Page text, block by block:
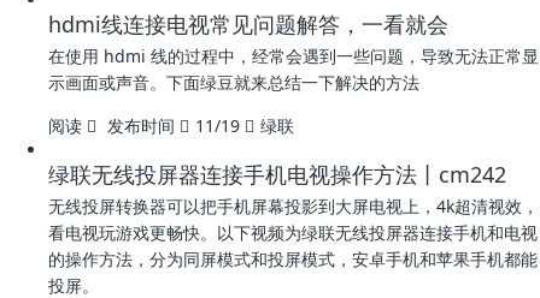
hdmi线连接电视常见问题解答，一看就会
在使用 hdmi 线的过程中，经常会遇到一些问题，导致无法正常显
示画面或声音。下面绿豆就来总结一下解决的方法
阅读
发布时间 11/19 绿联
绿联无线投屏器连接手机电视操作方法丨cm242
无线投屏转换器可以把手机屏幕投影到大屏电视上，4k超清视效，
看电视玩游戏更畅快。以下视频为绿联无线投屏器连接手机和电视
的操作方法，分为同屏模式和投屏模式，安卓手机和苹果手机都能
投屏。